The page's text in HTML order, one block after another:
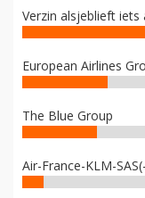
Verzin alsjeblieft iets
European Airlines
The Blue Group
Air-France-KLM-